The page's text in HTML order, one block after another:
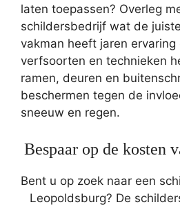
laten toepassen? Overleg
schildersbedrijf wat de
vakman heeft jaren
verfsoorten en technieken
ramen, deuren en
beschermen tegen de
sneeuw en regen.
Bespaar op de kosten
Bent u op zoek naar een
Leopoldsburg? De